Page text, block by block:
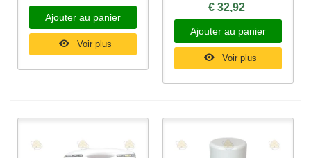
Ajouter au panier
Voir plus
€ 32,92
Ajouter au panier
Voir plus